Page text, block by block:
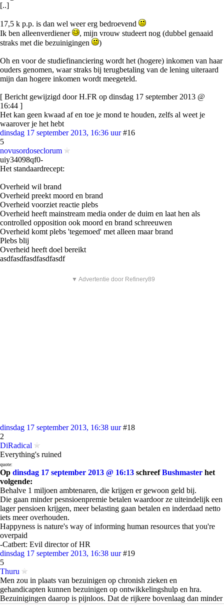
[..]
17,5 k p.p. is dan wel weer erg bedroevend
Ik ben alleenverdiener
, mijn vrouw studeert nog (dubbel genaaid
straks met die bezuinigingen
)
Oh en voor de studiefinanciering wordt het (hogere) inkomen van haar
ouders genomen, waar straks bij terugbetaling van de lening uiteraard
mijn dan hogere inkomen wordt meegeteld.
[ Bericht gewijzigd door H.FR op dinsdag 17 september 2013 @
16:44 ]
Het kan geen kwaad af en toe je mond te houden, zelfs al weet je
waarover je het hebt
dinsdag 17 september 2013, 16:36 uur #16
5
novusordoseclorum
uiy34098qf0-
Het standaardrecept:
Overheid wil brand
Overheid preekt moord en brand
Overheid voorziet reactie plebs
Overheid heeft mainstream media onder de duim en laat hen als
controlled opposition ook moord en brand schreeuwen
Overheid komt plebs 'tegemoed' met alleen maar brand
Plebs blij
Overheid heeft doel bereikt
asdfasdfasdfasdfasdf
▼ Advertentie door Refinery89
dinsdag 17 september 2013, 16:38 uur #18
2
DiRadical
Everything's ruined
quote:
Op dinsdag 17 september 2013 @ 16:13 schreefBushmaster het
volgende:
Behalve 1 miljoen ambtenaren, die krijgen er gewoon geld bij.
Die gaan minder pesnsioenpremie betalen waardoor ze uiteindelijk een
lager pensioen krijgen, meer belasting gaan betalen en inderdaad netto
iets meer overhouden.
Happyness is nature's way of informing human resources that you're
overpaid
-Catbert: Evil director of HR
dinsdag 17 september 2013, 16:38 uur #19
5
Thuru
Men zou in plaats van bezuinigen op chronish zieken en
gehandicapten kunnen bezuinigen op ontwikkelingshulp en hra.
Bezuinigingen daarop is pijnloos. Dat de rijkere bovenlaag dan minder